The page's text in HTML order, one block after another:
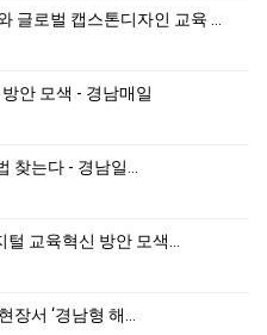
글로벌 캡스톤디자인 교육 …
안 모색 - 경남매일
찾는다 - 경남일…
교육혁신 방안 모색…
장서 ‘경남형 해…